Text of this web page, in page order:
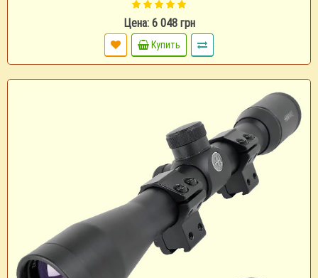
Цена: 6 048 грн
Купить